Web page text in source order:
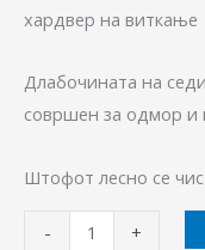
хардвер на виткање
Длабочината на
совршен за одмор и
Штофот лесно се
- +